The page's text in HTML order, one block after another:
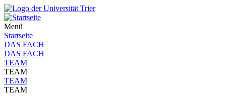
Menü
Startseite
DAS FACH
DAS FACH
TEAM
TEAM
TEAM
TEAM